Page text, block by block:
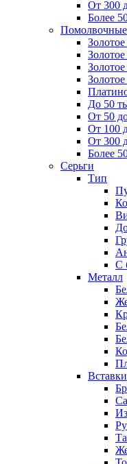
От 300
Более
Помолвочные
До 50
От 50
От 100
От 300
Более
Серьги
Тип
С
Металл
Вставки